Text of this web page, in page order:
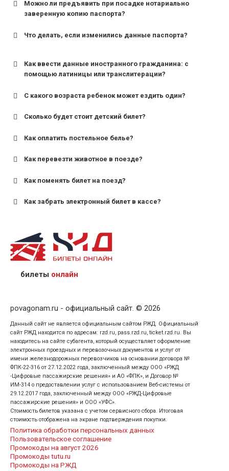
Можно ли предъявить при посадке нотариально
заверенную копию паспорта?
Что делать, если изменились данные паспорта?
Как ввести данные иностранного гражданина: с
помощью латиницы или транслитерации?
С какого возраста ребенок может ездить один?
для поездов дальнего следования — от 10 лет и
для пригородных поездов — от 7 лет.
Сколько будет стоит детский билет?
Как оплатить постельное белье?
Как перевезти животное в поезде?
Как поменять билет на поезд?
Как забрать электронный билет в кассе?
назвав кассиру 14-значный номер заказа;
предъявив удостоверение личности пассажира, на
кого оформлен билет.
билеты онлайн
povagonam.ru - официальный сайт. © 2026
Данный сайт не является официальным сайтом РЖД. Официальный
сайт РЖД находится по адресам: rzd.ru, pass.rzd.ru, ticket.rzd.ru. Вы
находитесь на сайте субагента, который осуществляет оформление
электронных проездных и перевозочных документов и услуг от
имени железнодорожных перевозчиков на основании договора №
ФПК-22-316 от 27.12.2022 года, заключенный между ООО «РЖД
-Цифровые пассажирские решения» и АО «ФПК», и Договор №
ИМ-314 о предоставлении услуг с использованием Веб-системы от
29.12.2017 года, заключенный между ООО «РЖД-Цифровые
пассажирские решения» и ООО «УФС».
Стоимость билетов указана с учетом сервисного сбора. Итоговая
стоимость отображена на экране подтверждения покупки.
Политика обработки персональных данных
Пользовательское соглашение
Промокоды на август 2026
Промокоды tutu.ru
Промокоды на РЖД